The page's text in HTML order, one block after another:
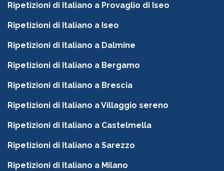
Ripetizioni di Italiano a Provaglio di Iseo
Ripetizioni di Italiano a Iseo
Ripetizioni di Italiano a Dalmine
Ripetizioni di Italiano a Bergamo
Ripetizioni di Italiano a Brescia
Ripetizioni di Italiano a Villaggio sereno
Ripetizioni di Italiano a Castelmella
Ripetizioni di Italiano a Sarezzo
Ripetizioni di Italiano a Milano